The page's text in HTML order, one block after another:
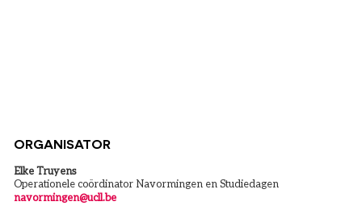
ORGANISATOR
Elke Truyens
Operationele coördinator Navormingen en Studiedagen
navormingen@ucll.be